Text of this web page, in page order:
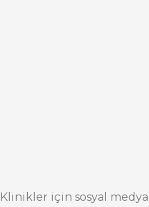
Klinikler için sosyal